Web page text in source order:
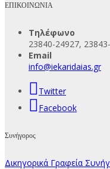
ΕΠΙΚΟΙΝΩΝΙΑ
Τηλέφωνο
23840-24927,
Email
info@iekaridaias.gr
Twitter
Facebook
Συνήγορος
Δικηγορικά Γραφεία